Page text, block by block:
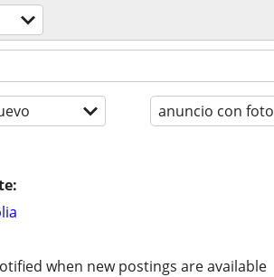
anuncio con foto
when new postings are available